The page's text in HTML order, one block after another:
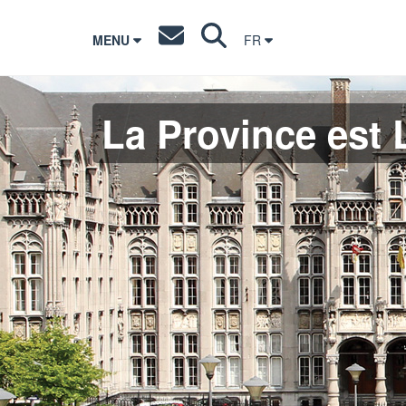
MENU FR
La Province est